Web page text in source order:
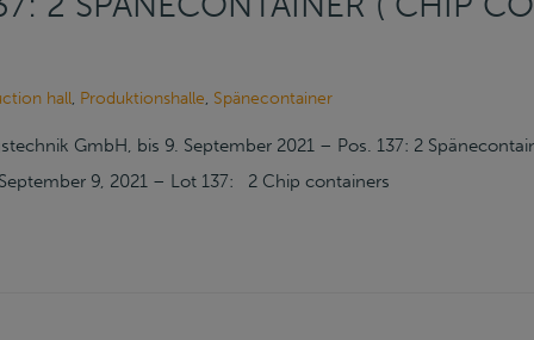
hall, Produktionshalle, Spänecontainer
GmbH, bis 9. September 2021 – Pos. 137: 2
9, 2021 – Lot 137: 2 Chip containers